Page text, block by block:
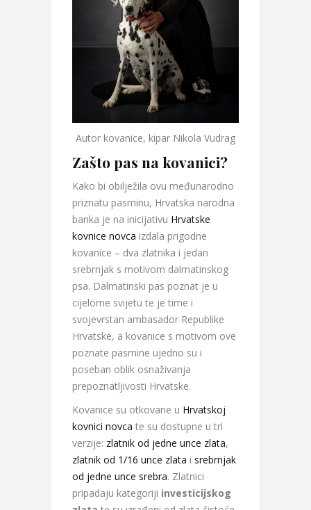
Autor kovanice, kipar Nikola Vudrag
Zašto pas na kovanici?
Kako bi obilježila ovu međunarodno
priznatu pasminu, Hrvatska narodna
banka je na inicijativu Hrvatske
kovnice novca izdala prigodne
kovanice – dva zlatnika i jedan
srebrnjak s motivom dalmatinskog
psa. Dalmatinski pas poznat je u
cijelome svijetu te je time i
svojevrstan ambasador Republike
Hrvatske, a kovanice s motivom ove
poznate pasmine ujedno su i
poseban oblik osnaživanja
prepoznatljivosti Hrvatske.
Kovanice su otkovane u Hrvatskoj
kovnici novca te su dostupne u tri
verzije: zlatnik od jedne unce zlata,
zlatnik od 1/16 unce zlata i srebrnjak
od jedne unce srebra. Zlatnici
pripadaju kategoriji investicijskog